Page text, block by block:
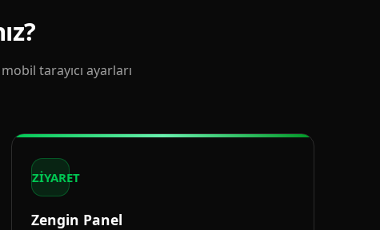
tarayıcı ayarları
ZİYARET
Zengin Panel